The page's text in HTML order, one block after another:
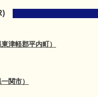
津軽郡平内町）
関市）